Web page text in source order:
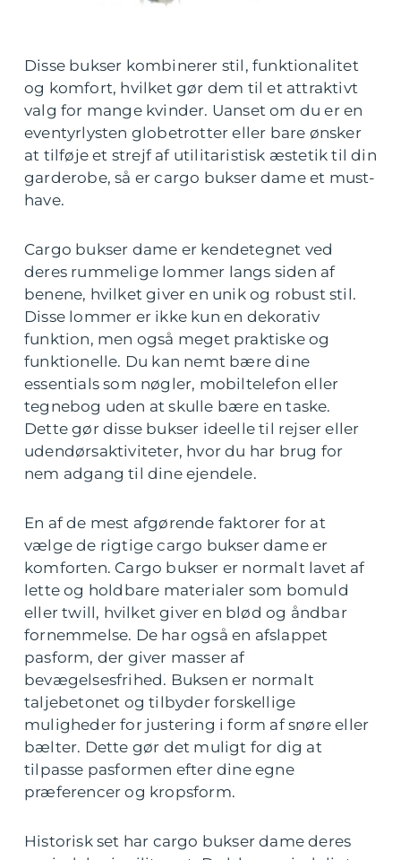
Disse bukser kombinerer stil, funktionalitet
og komfort, hvilket gør dem til et attraktivt
valg for mange kvinder. Uanset om du er en
eventyrlysten globetrotter eller bare ønsker
at tilføje et strejf af utilitaristisk æstetik til din
garderobe, så er cargo bukser dame et must-
have.
Cargo bukser dame er kendetegnet ved
deres rummelige lommer langs siden af
benene, hvilket giver en unik og robust stil.
Disse lommer er ikke kun en dekorativ
funktion, men også meget praktiske og
funktionelle. Du kan nemt bære dine
essentials som nøgler, mobiltelefon eller
tegnebog uden at skulle bære en taske.
Dette gør disse bukser ideelle til rejser eller
udendørsaktiviteter, hvor du har brug for
nem adgang til dine ejendele.
En af de mest afgørende faktorer for at
vælge de rigtige cargo bukser dame er
komforten. Cargo bukser er normalt lavet af
lette og holdbare materialer som bomuld
eller twill, hvilket giver en blød og åndbar
fornemmelse. De har også en afslappet
pasform, der giver masser af
bevægelsesfrihed. Buksen er normalt
taljebetonet og tilbyder forskellige
muligheder for justering i form af snøre eller
bælter. Dette gør det muligt for dig at
tilpasse pasformen efter dine egne
præferencer og kropsform.
Historisk set har cargo bukser dame deres